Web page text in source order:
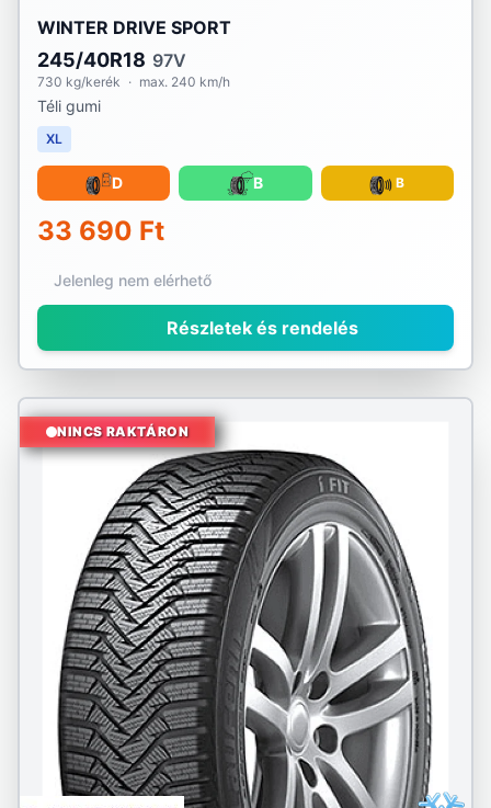
WINTER DRIVE SPORT
245/40R18 97V
730 kg/kerék · max. 240 km/h
Téli gumi
XL
D B B
33 690 Ft
Jelenleg nem elérhető
Részletek és rendelés
NINCS RAKTÁRON